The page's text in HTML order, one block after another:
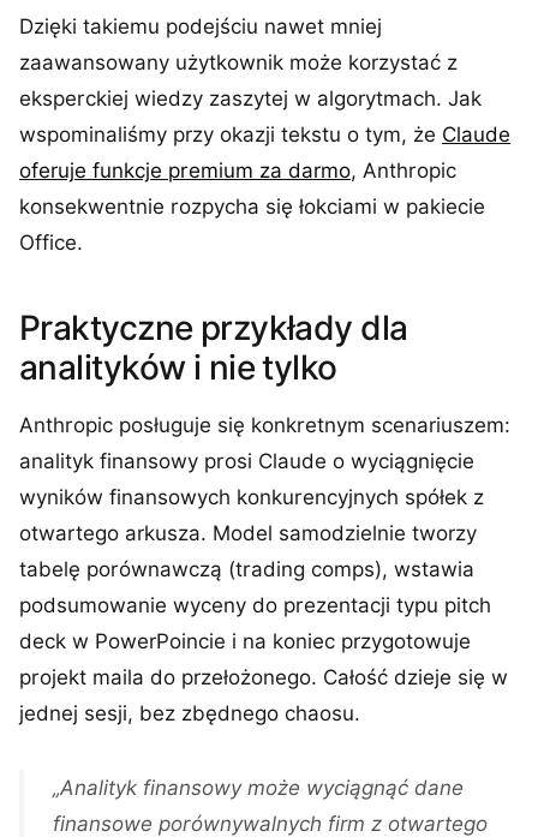
Dzięki takiemu podejściu nawet mniej
zaawansowany użytkownik może korzystać z
eksperckiej wiedzy zaszytej w algorytmach. Jak
wspominaliśmy przy okazji tekstu o tym, że Claude
oferuje funkcje premium za darmo, Anthropic
konsekwentnie rozpycha się łokciami w pakiecie
Office.
Praktyczne przykłady dla
analityków i nie tylko
Anthropic posługuje się konkretnym scenariuszem:
analityk finansowy prosi Claude o wyciągnięcie
wyników finansowych konkurencyjnych spółek z
otwartego arkusza. Model samodzielnie tworzy
tabelę porównawczą (trading comps), wstawia
podsumowanie wyceny do prezentacji typu pitch
deck w PowerPoincie i na koniec przygotowuje
projekt maila do przełożonego. Całość dzieje się w
jednej sesji, bez zbędnego chaosu.
„Analityk finansowy może wyciągnąć dane
finansowe porównywalnych firm z otwartego